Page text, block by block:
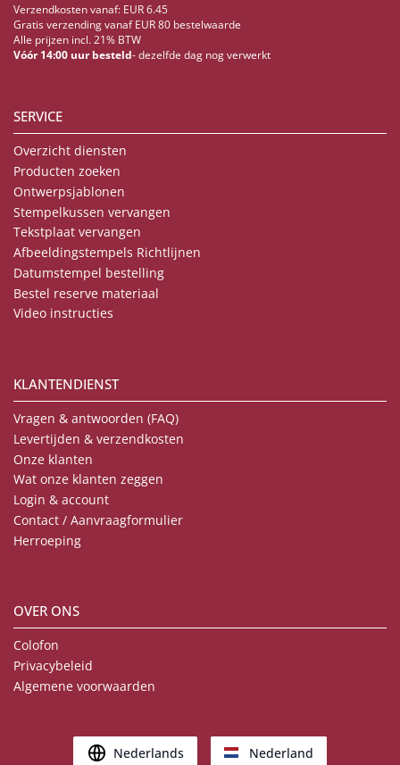
Verzendkosten vanaf: EUR 6.45
Gratis verzending vanaf EUR 80 bestelwaarde
Alle prijzen incl. 21% BTW
Vóór 14:00 uur besteld- dezelfde dag nog verwerkt
SERVICE
Overzicht diensten
Producten zoeken
Ontwerpsjablonen
Stempelkussen vervangen
Tekstplaat vervangen
Afbeeldingstempels Richtlijnen
Datumstempel bestelling
Bestel reserve materiaal
Video instructies
KLANTENDIENST
Vragen & antwoorden (FAQ)
Levertijden & verzendkosten
Onze klanten
Wat onze klanten zeggen
Login & account
Contact / Aanvraagformulier
Herroeping
OVER ONS
Colofon
Privacybeleid
Algemene voorwaarden
Nederlands Nederland